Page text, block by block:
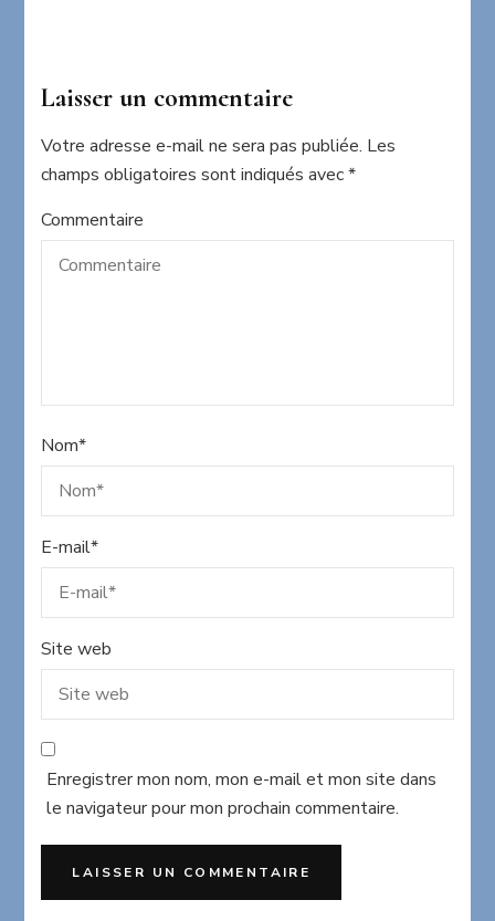
Laisser un commentaire
Votre adresse e-mail ne sera pas publiée. Les
champs obligatoires sont indiqués avec*
Commentaire
Nom*
E-mail*
Site web
Enregistrer mon nom, mon e-mail et mon site dans
le navigateur pour mon prochain commentaire.